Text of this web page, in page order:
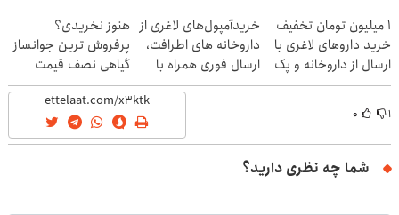
1 میلیون تومان تخفیف
خرید داروهای لاغری با
ارسال از داروخانه و پک
یخ!
خریدآمپول‌های لاغری از
داروخانه های اطرافت،
ارسال فوری همراه با
پک یخ!
هنوز نخریدی؟
پرفروش ترین جوانساز
گیاهی نصف قیمت
۱ ۰
شما چه نظری دارید؟